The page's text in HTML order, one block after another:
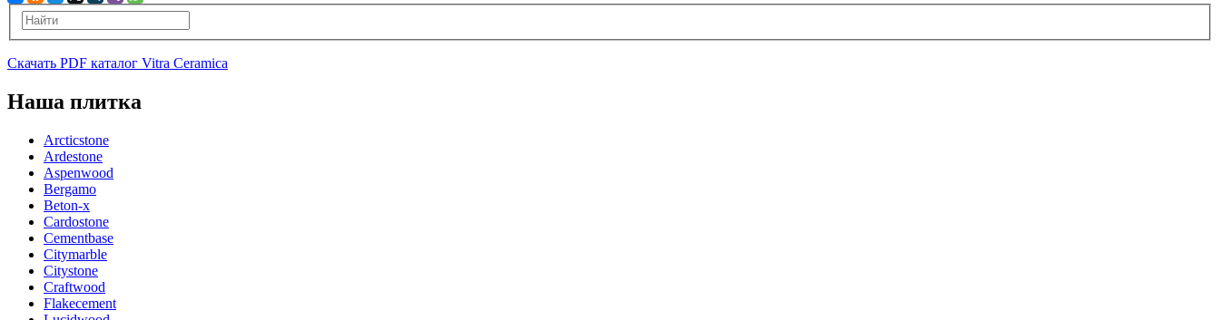
Скачать PDF каталог Vitra Ceramica
Наша плитка
Arcticstone
Ardestone
Aspenwood
Bergamo
Beton-x
Cardostone
Cementbase
Citymarble
Citystone
Craftwood
Flakecement